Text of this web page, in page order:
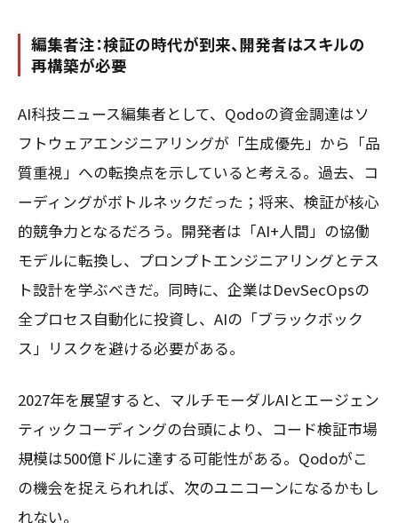
編集者注：検証の時代が到来、開発者はスキルの
再構築が必要
AI科技ニュース編集者として、Qodoの資金調達はソ
フトウェアエンジニアリングが「生成優先」から「品
質重視」への転換点を示していると考える。過去、コ
ーディングがボトルネックだった；将来、検証が核心
的競争力となるだろう。開発者は「AI+人間」の協働
モデルに転換し、プロンプトエンジニアリングとテス
ト設計を学ぶべきだ。同時に、企業はDevSecOpsの
全プロセス自動化に投資し、AIの「ブラックボック
ス」リスクを避ける必要がある。
2027年を展望すると、マルチモーダルAIとエージェン
ティックコーディングの台頭により、コード検証市場
規模は500億ドルに達する可能性がある。Qodoがこ
の機会を捉えられれば、次のユニコーンになるかもし
れない。